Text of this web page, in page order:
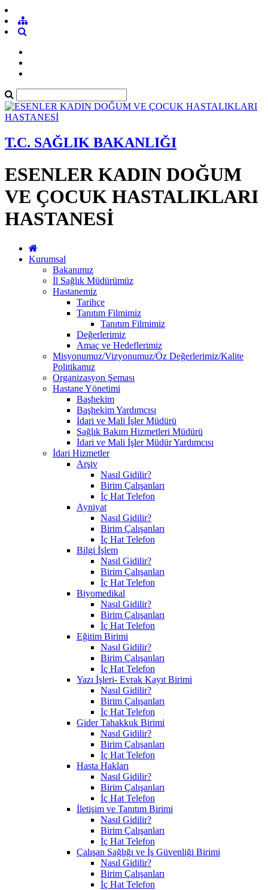
T.C. SAĞLIK BAKANLIĞI
ESENLER KADIN DOĞUM
VE ÇOCUK HASTALIKLARI
HASTANESİ
Kurumsal
Bakanımız
İl Sağlık Müdürümüz
Hastanemiz
Tarihçe
Tanıtım Filmimiz
Tanıtım Filmimiz
Değerlerimiz
Amaç ve Hedeflerimiz
Misyonumuz/Vizyonumuz/Öz Değerlerimiz/Kalite
Politikamız
Organizasyon Şeması
Hastane Yönetimi
Başhekim
Başhekim Yardımcısı
İdari ve Mali İşler Müdürü
Sağlık Bakım Hizmetleri Müdürü
İdari ve Mali İşler Müdür Yardımcısı
İdari Hizmetler
Arşiv
Nasıl Gidilir?
Birim Çalışanları
İç Hat Telefon
Ayniyat
Nasıl Gidilir?
Birim Çalışanları
İç Hat Telefon
Bilgi İşlem
Nasıl Gidilir?
Birim Çalışanları
İç Hat Telefon
Biyomedikal
Nasıl Gidilir?
Birim Çalışanları
İç Hat Telefon
Eğitim Birimi
Nasıl Gidilir?
Birim Çalışanları
İç Hat Telefon
Yazı İşleri- Evrak Kayıt Birimi
Nasıl Gidilir?
Birim Çalışanları
İç Hat Telefon
Gider Tahakkuk Birimi
Nasıl Gidilir?
Birim Çalışanları
İç Hat Telefon
Hasta Hakları
Nasıl Gidilir?
Birim Çalışanları
İç Hat Telefon
İletişim ve Tanıtım Birimi
Nasıl Gidilir?
Birim Çalışanları
İç Hat Telefon
Çalışan Sağlığı ve İş Güvenliği Birimi
Nasıl Gidilir?
Birim Çalışanları
İç Hat Telefon